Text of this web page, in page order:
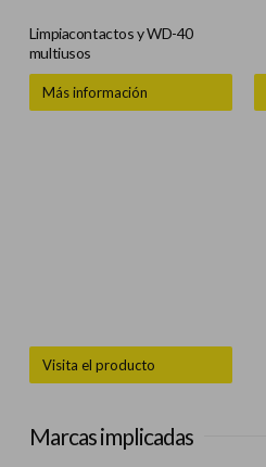
Limpiacontactos y WD-40
multiusos
Más información
Visita el producto
Marcas implicadas